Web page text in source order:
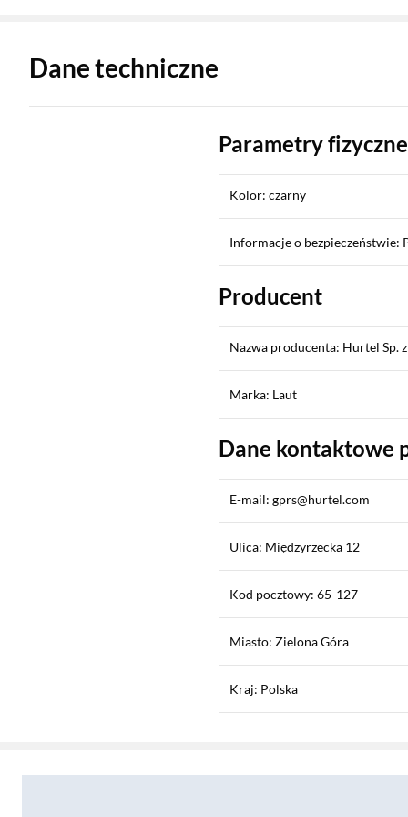
Dane techniczne
Parametry fizyczne
Kolor: czarny
Informacje o bezpieczeństwie:
Producent
Nazwa producenta: Hurtel Sp.
Marka: Laut
Dane kontaktowe
E-mail: gprs@hurtel.com
Ulica: Międzyrzecka 12
Kod pocztowy: 65-127
Miasto: Zielona Góra
Kraj: Polska